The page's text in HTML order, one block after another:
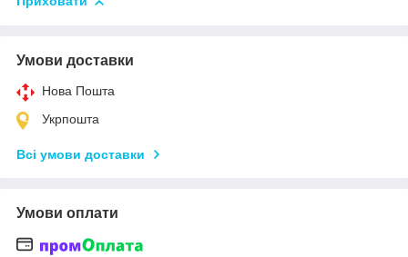
Умови доставки
Нова Пошта
Укрпошта
Всі умови доставки
Умови оплати